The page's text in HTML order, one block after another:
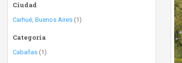
Ciudad
Carhué, Buenos Aires (1)
Categoría
Cabañas (1)